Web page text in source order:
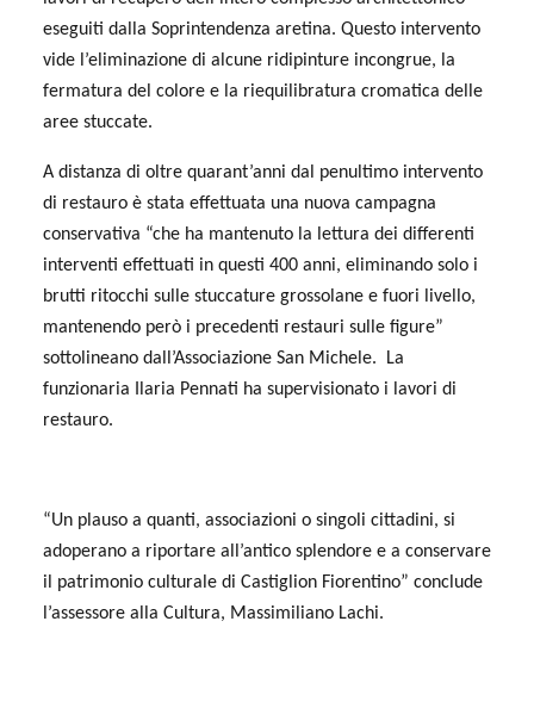
eseguiti dalla Soprintendenza aretina. Questo intervento
vide l’eliminazione di alcune ridipinture incongrue, la
fermatura del colore e la riequilibratura cromatica delle
aree stuccate.
A distanza di oltre quarant’anni dal penultimo intervento
di restauro è stata effettuata una nuova campagna
conservativa “che ha mantenuto la lettura dei differenti
interventi effettuati in questi 400 anni, eliminando solo i
brutti ritocchi sulle stuccature grossolane e fuori livello,
mantenendo però i precedenti restauri sulle figure”
sottolineano dall’Associazione San Michele.
La
funzionaria Ilaria Pennati ha supervisionato i lavori di
restauro.
“Un plauso a quanti, associazioni o singoli cittadini, si
adoperano a riportare all’antico splendore e a conservare
il patrimonio culturale di Castiglion Fiorentino” conclude
l’assessore alla Cultura, Massimiliano Lachi.